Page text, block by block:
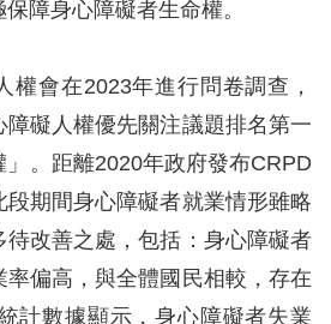
障身心障礙者生命權。
權會在2023年進行問卷調查，
礙人權優先關注議題排名第一
。距離2020年政府發布CRPD
期間身心障礙者就業情形雖略
改善之處，包括：身心障礙者
偏高，與全體國民相較，存在
計數據顯示，身心障礙者失業